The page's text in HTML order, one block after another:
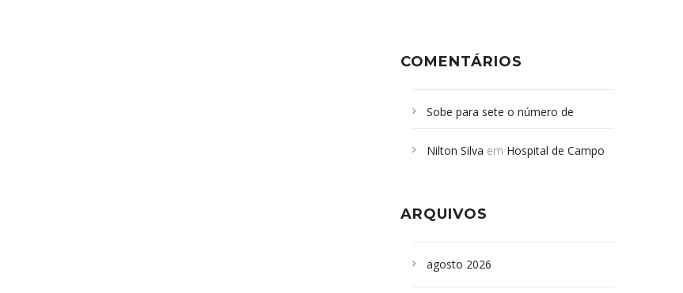
COMENTÁRIOS
Sobe para sete o número de
desabamento em São Paulo - Revista
sepultados em SP
Nilton Silva em Hospital de Campo
ARQUIVOS
agosto 2026